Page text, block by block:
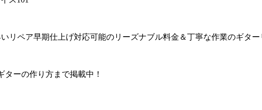
リペア早期仕上げ対応可能のリーズナブル料金＆丁寧な作業のギタ
ターの作り方まで掲載中！